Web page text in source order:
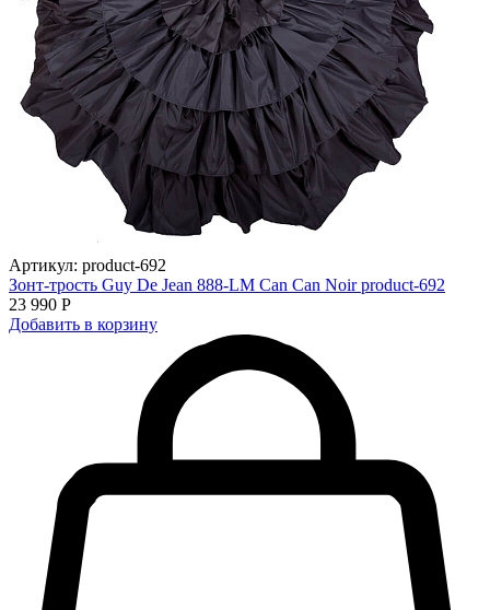
Артикул: product-692
Зонт-трость Guy De Jean 888-LM Can Can Noir product-692
23 990 Р
Добавить в корзину